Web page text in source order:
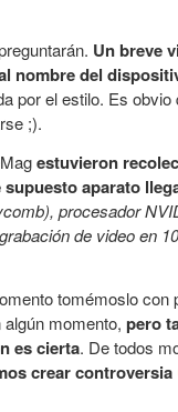
Un breve
nombre del
por el estilo. Es obvio
;).
estuvieron
aparato
procesador
de video en
tomémoslo con
momento, pero
es cierta. De todos
crear controversia